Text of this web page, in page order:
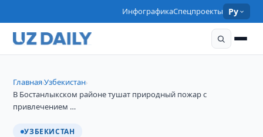
ИнфографикаСпецпроекты Ру
Главная›Узбекистан›
В Бостанлыкском районе тушат природный пожар с
привлечением …
УЗБЕКИСТАН